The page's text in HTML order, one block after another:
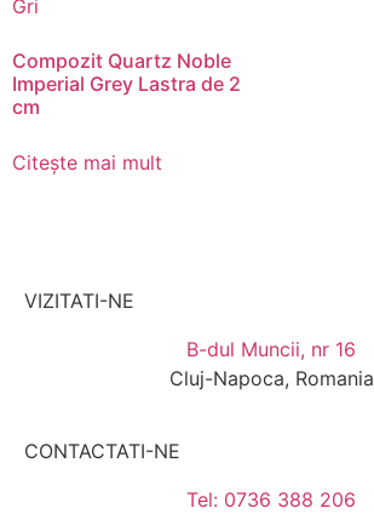
Compozit Quartz Noble
Imperial Grey Lastra de 2
cm
Citește mai mult
VIZITATI-NE
B-dul Muncii, nr 16
Cluj-Napoca, Romania
CONTACTATI-NE
Tel: 0736 388 206